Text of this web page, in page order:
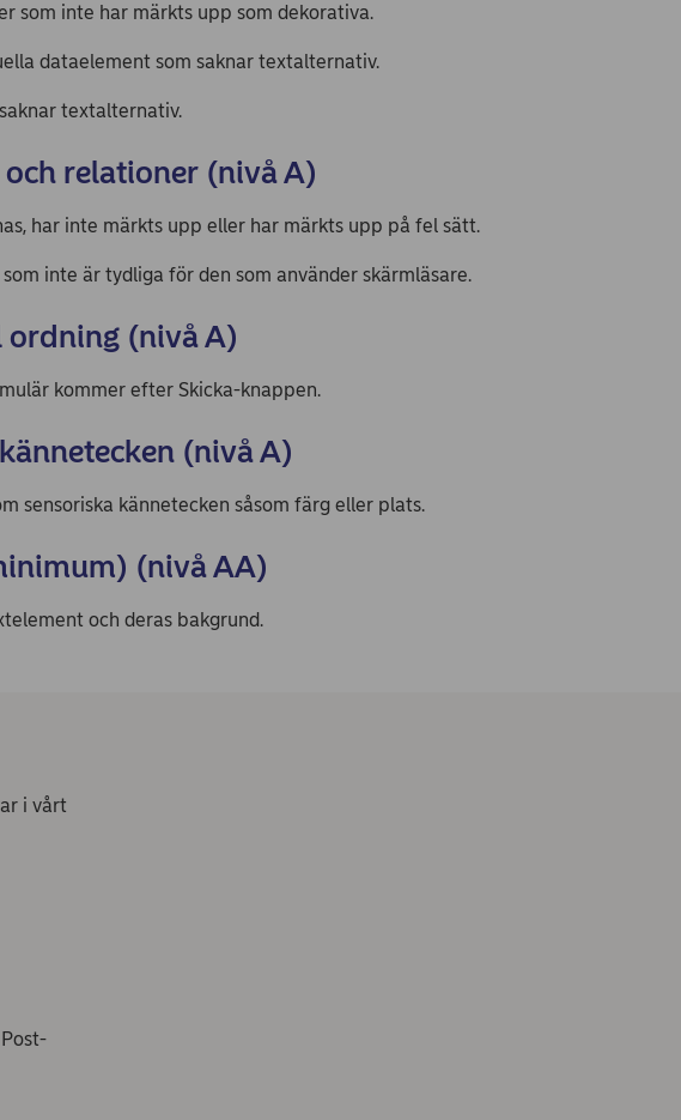
som inte har märkts upp som dekorativa.
dataelement som saknar textalternativ.
textalternativ.
och relationer (nivå A)
har inte märkts upp eller har märkts upp på fel sätt.
inte är tydliga för den som använder skärmläsare.
ordning (nivå A)
kommer efter Skicka-knappen.
(nivå A)
sensoriska kännetecken såsom färg eller plats.
(nivå AA)
och deras bakgrund.
i vårt